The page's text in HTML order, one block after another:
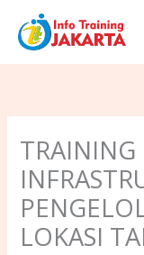
content
TRAINING
LOKASI